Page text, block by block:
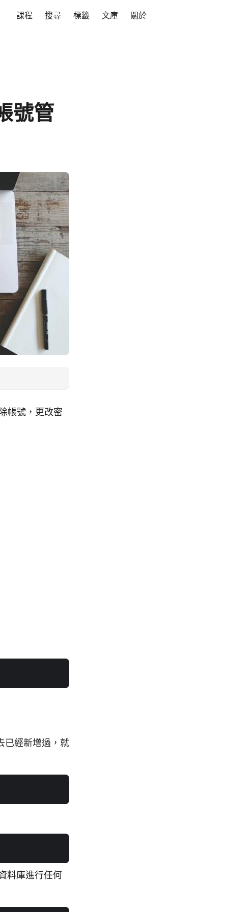
課程 搜尋 標籤 文庫 關於
號管
帳號，更改密
已經新增過，就
料庫進行任何